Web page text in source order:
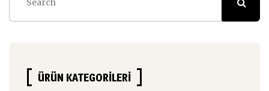
ÜRÜN KATEGORILERI